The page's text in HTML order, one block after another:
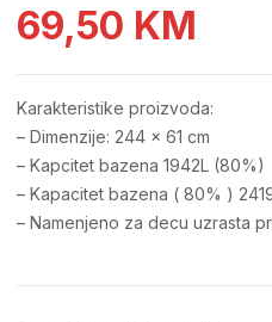
69,50 KM
Karakteristike proizvoda:
– Dimenzije: 244 x 61 cm
– Kapcitet bazena 1942L (80%)
– Kapacitet bazena ( 80% )
– Namenjeno za decu uzrasta